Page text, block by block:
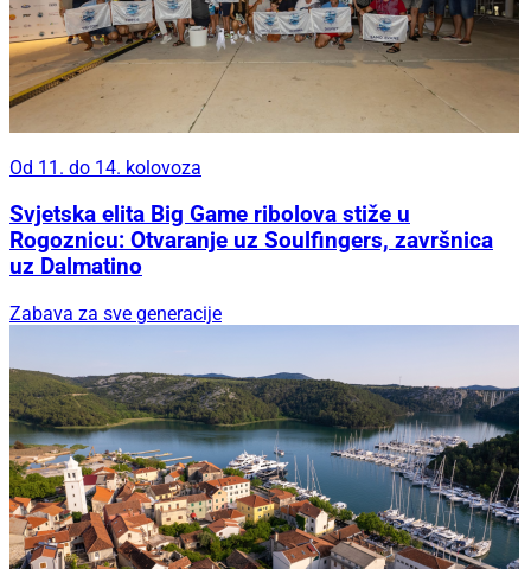
Od 11. do 14. kolovoza
Svjetska elita Big Game ribolova stiže u
Rogoznicu: Otvaranje uz Soulfingers, završnica
uz Dalmatino
Zabava za sve generacije